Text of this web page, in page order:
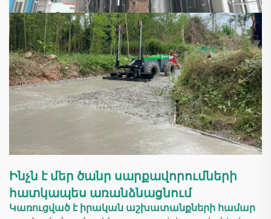
Ինչն է մեր ծանր սարքավորումների
հատկապես առանձնացնում
Կառուցված է իրական աշխատանքների համար